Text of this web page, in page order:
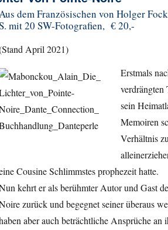
Aus dem Französischen von Holger
mit 20 SW-Fotografien, € 20,-
April 2021)
Erstmals
sein
Memoiren
Verhältnis
Cousine Schlimmstes prophezeit hatte.
kehrt er als berühmter Autor und Gast
zurück und begegnet seiner überaus
aber auch beträchtliche Ansprüche